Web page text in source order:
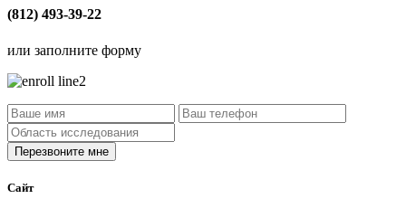
(812) 493-39-22
или заполните форму
Сайт